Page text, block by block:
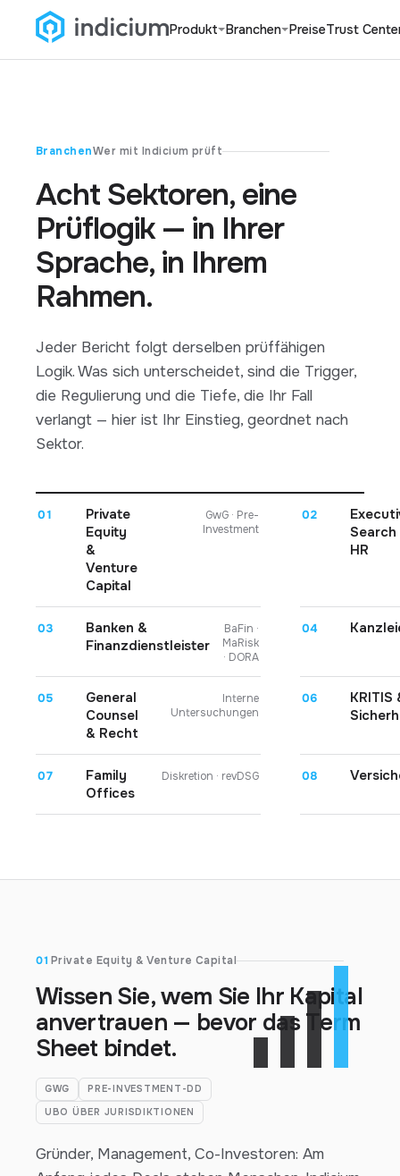
Produkt Branchen PreiseTrust
BranchenWer mit Indicium prüft
Acht Sektoren, eine
Prüflogik — in Ihrer
Sprache, in Ihrem
Rahmen.
Jeder Bericht folgt derselben prüffähigen
Logik. Was sich unterscheidet, sind die Trigger,
die Regulierung und die Tiefe, die Ihr Fall
verlangt — hier ist Ihr Einstieg, geordnet nach
Sektor.
01
Private
Equity
&
Venture
Capital
GwG · Pre-
Investment
02
Search
HR
03
Banken &
Finanzdienstleister
BaFin ·
MaRisk
· DORA
04
05
General
Counsel
& Recht
Interne
Untersuchungen
06
KRITIS
07
Family
Offices
Diskretion · revDSG 08
01 Private Equity & Venture Capital
Wissen Sie, wem Sie Ihr Kapital
anvertrauen — bevor das Term
Sheet bindet.
GWG
PRE-INVESTMENT-DD
UBO ÜBER JURISDIKTIONEN
Gründer, Management, Co-Investoren: Am